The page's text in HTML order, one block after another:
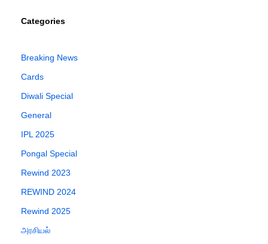
Categories
Breaking News
Cards
Diwali Special
General
IPL 2025
Pongal Special
Rewind 2023
REWIND 2024
Rewind 2025
அரசியல்